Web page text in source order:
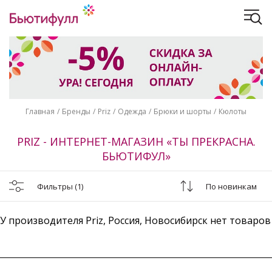
Главная Бренды Priz Одежда Брюки и шорты Кюлоты
PRIZ - ИНТЕРНЕТ-МАГАЗИН «ТЫ ПРЕКРАСНА.
БЬЮТИФУЛ»
Фильтры (1) По новинкам
У производителя Priz, Россия, Новосибирск нет товаров